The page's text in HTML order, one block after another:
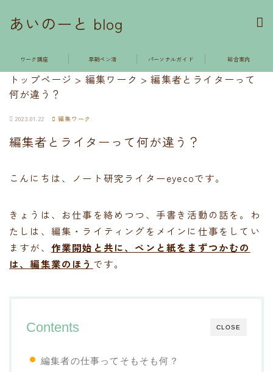
あいのーと blog
ワーク講座 早朝ペン活 パーソナルガイド 総合案内
トップページ > 編集ワーク >編集者とライターって
何が違う？
2023.01.22 編集ワーク
編集者とライターって何が違う？
こんにちは、ノート研究ライターeyecoです。
きょうは、お仕事を絡めつつ、手書き活動の話を。わ
たしは、編集・ライティングをメインに仕事をしてい
ますが、 作業開始と共に、ペンと紙をまずつかむの
は、編集業のほう です。
CLOSE
Contents
編集者の仕事ってそもそも何？